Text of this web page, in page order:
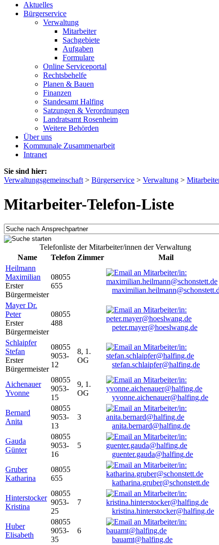
Aktuelles
Bürgerservice
Verwaltung
Mitarbeiter
Sachgebiete
Aufgaben
Formulare
Online Serviceportal
Rechtsbehelfe
Planen & Bauen
Finanzen
Standesamt Halfing
Satzungen & Verordnungen
Landratsamt Rosenheim
Weitere Behörden
Über uns
Kommunale Zusammenarbeit
Intranet
Sie sind hier:
Verwaltungsgemeinschaft > Bürgerservice > Verwaltung >
Mitarbeiter-Telefon-Liste
Telefonliste der Mitarbeiter/innen der Verwaltung
Name
Telefon Zimmer
Mail
Heilmann
Maximilian
Erster
Bürgermeister
08055
655
Mayer Dr.
Peter
Erster
Bürgermeister
08055
488
peter.mayer@hoeslwang.de
Schlaipfer
Stefan
Erster
Bürgermeister
08055
9053-
12
8, 1.
OG
stefan.schlaipfer@halfing.de
Aichenauer
Yvonne
08055
9053-
15
9, 1.
OG
yvonne.aichenauer@halfing.de
Bernard
Anita
08055
9053-
13
3
anita.bernard@halfing.de
Gauda
Günter
08055
9053-
16
5
guenter.gauda@halfing.de
Gruber
Katharina
08055
655
katharina.gruber@schonstett.de
Hinterstocker
Kristina
08055
9053-
25
7
kristina.hinterstocker@halfing.de
Huber
Elisabeth
08055
9053-
35
6
bauamt@halfing.de